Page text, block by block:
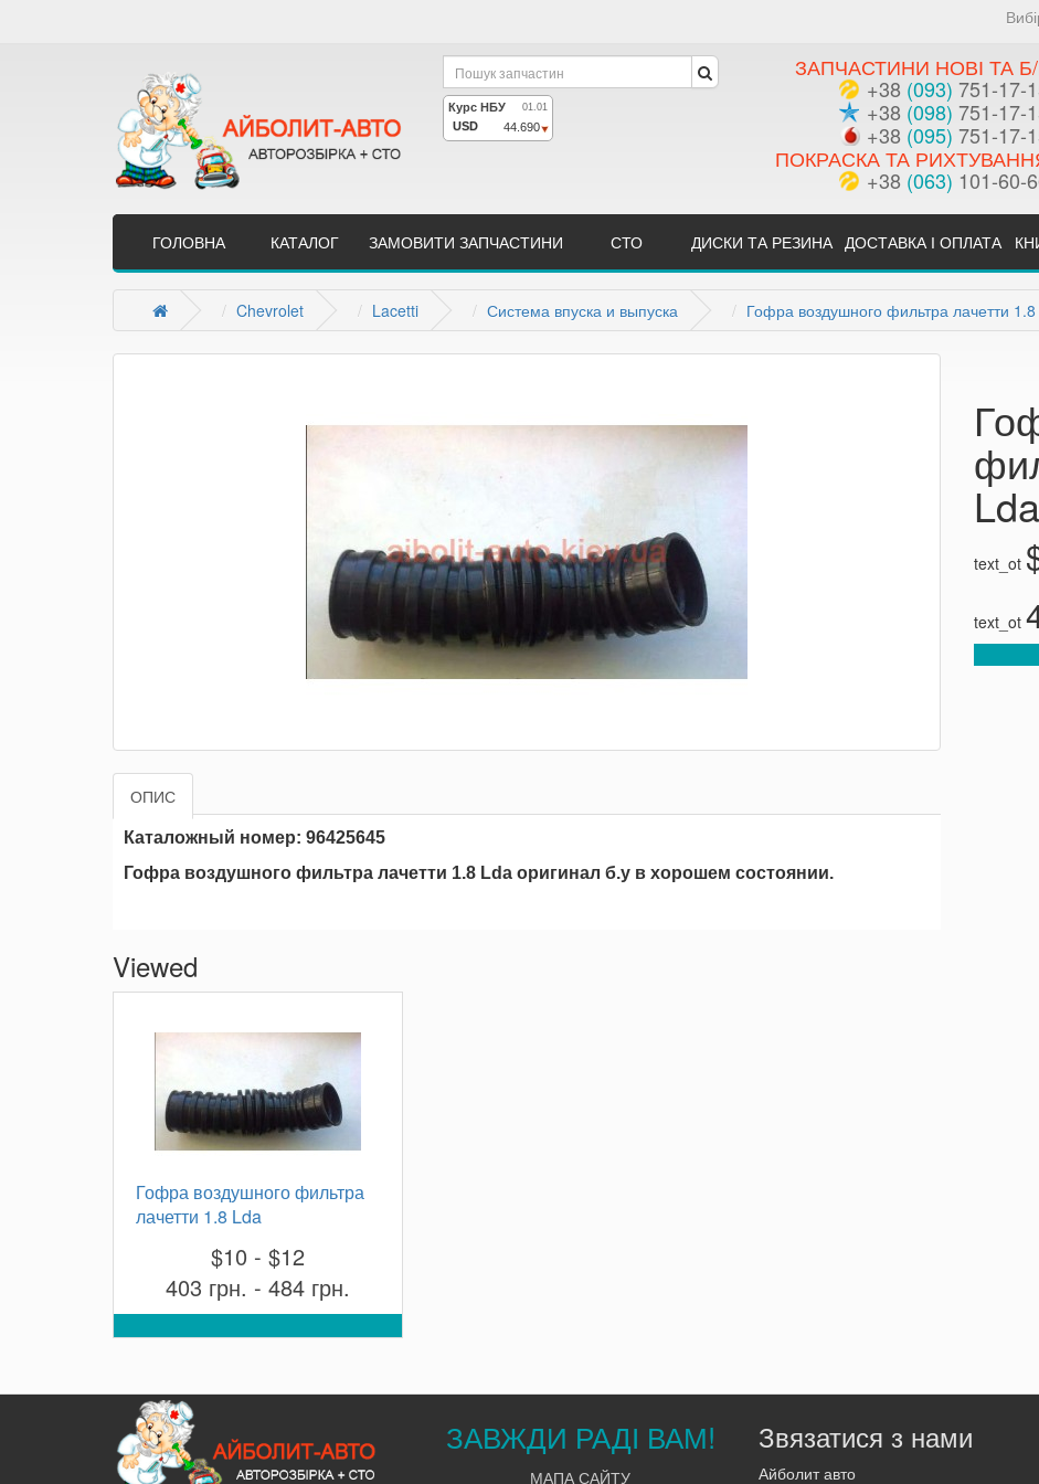
ЗАПЧАСТИНИ НОВІ ТА
+38 (093) 751-17-
+38 (098) 751-17-
+38 (095) 751-17-
ПОКРАСКА ТА
+38 (063) 101-60-
ГОЛОВНА КАТАЛОГ ЗАМОВИТИ ЗАПЧАСТИНИ СТО ДИСКИ ТА РЕЗИНА ДОСТАВКА І ОПЛАТА
Chevrolet Lacetti Система впуска и выпуска Гофра воздушного фильтра лачетти
ОПИС
Каталожный номер: 96425645
Гофра воздушного фильтра лачетти 1.8 Lda оригинал б.у в хорошем состоянии.
text_ot
text_ot
Viewed
Гофра воздушного фильтра
лачетти 1.8 Lda
$10 - $12
403 грн. - 484 грн.
ЗАВЖДИ РАДІ ВАМ!
МАПА САЙТУ
Звязатися з нами
Айболит авто